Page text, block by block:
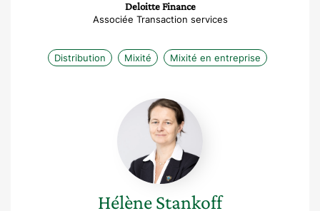
Deloitte Finance
Associée Transaction services
Distribution Mixité Mixité en entreprise
Hélène
Stankoff
HélèneStankoff